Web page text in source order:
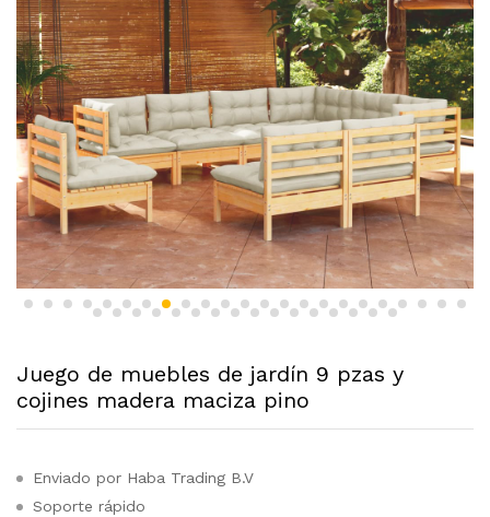
Juego de muebles de jardín 9 pzas y
cojines madera maciza pino
Enviado por Haba Trading B.V
Soporte rápido